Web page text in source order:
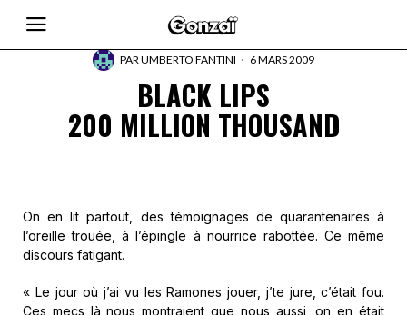
PARUMBERTO FANTINI 6 MARS 2009
BLACK LIPS
200 MILLION THOUSAND
On en lit partout, des témoignages de quarantenaires à
l’oreille trouée, à l’épingle à nourrice rabottée. Ce même
discours fatigant.
« Le jour où j’ai vu les Ramones jouer, j’te jure, c’était fou.
Ces mecs là nous montraient que nous aussi, on en était